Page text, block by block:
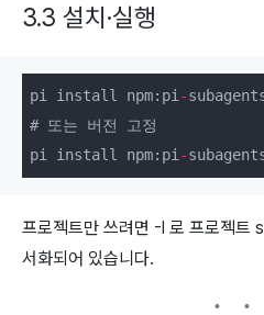
3.3 설치·실행
pi install npm:pi -
# 또는 버전 고정
pi install npm:pi -
프로젝트만 쓰려면 -l 로 프로젝트
서화되어 있습니다.